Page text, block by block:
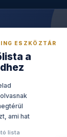
ESZKÖZTÁR
a
ami hat
lista